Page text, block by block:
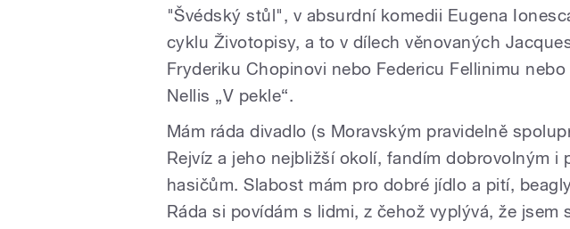
"Švédský stůl", v absurdní komedii Eugena
cyklu Životopisy, a to v dílech věnovaných
Fryderiku Chopinovi nebo Federicu Fellinimu
Nellis „V pekle“.
Mám ráda divadlo (s Moravským pravidelně
Rejvíz a jeho nejbližší okolí, fandím dobrovolným i
hasičům. Slabost mám pro dobré jídlo a pití,
Ráda si povídám s lidmi, z čehož vyplývá, že jsem